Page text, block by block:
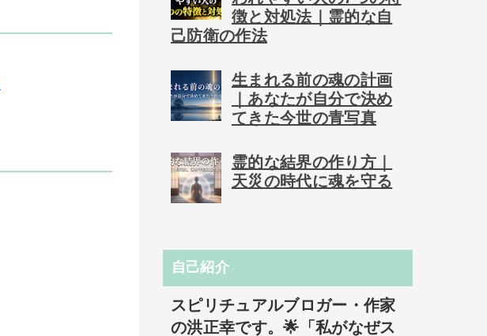
徴と対処法｜霊的な自
己防衛の作法
生まれる前の魂の計画
｜あなたが自分で決め
てきた今世の青写真
霊的な結界の作り方｜
天災の時代に魂を守る
自己紹介
スピリチュアルブロガー・作家
の洪正幸です。🌟「私がなぜス